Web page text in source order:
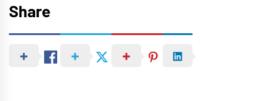
Share